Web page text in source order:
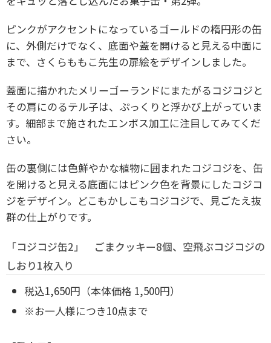
ピンクがアクセントになっているゴールドの楕円形の缶
に、外側だけでなく、底面や蓋を開けると見える中面に
まで、さくらももこ先生の扉絵をデザインしました。
蓋面に描かれたメリーゴーランドにまたがるコジコジと
その肩にのるテル子は、ぷっくりと浮かび上がっていま
す。細部まで施されたエンボス加工に注目してみてくだ
さい。
缶の裏側には色鮮やかな植物に囲まれたコジコジを、缶
を開けると見える底面にはピンク色を背景にしたコジコ
ジをデザイン。どこもかしこもコジコジで、見ごたえ抜
群の仕上がりです。
「コジコジ缶2」 ごまクッキー8個、空飛ぶコジコジの
しおり1枚入り
税込1,650円（本体価格 1,500円）
※お一人様につき10点まで